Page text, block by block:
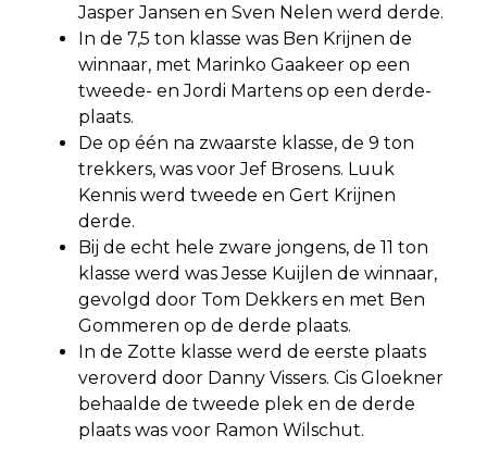
Jasper Jansen en Sven Nelen werd derde.
In de 7,5 ton klasse was Ben Krijnen de
winnaar, met Marinko Gaakeer op een
tweede- en Jordi Martens op een derde-
plaats.
De op één na zwaarste klasse, de 9 ton
trekkers, was voor Jef Brosens. Luuk
Kennis werd tweede en Gert Krijnen
derde.
Bij de echt hele zware jongens, de 11 ton
klasse werd was Jesse Kuijlen de winnaar,
gevolgd door Tom Dekkers en met Ben
Gommeren op de derde plaats.
In de Zotte klasse werd de eerste plaats
veroverd door Danny Vissers. Cis Gloekner
behaalde de tweede plek en de derde
plaats was voor Ramon Wilschut.